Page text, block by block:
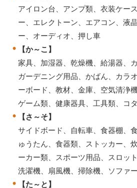
アイロン台、アンプ類、衣装ケー
ー、エレクトーン、エアコン、液
ー、オーディオ、押し車
【か～こ】
家具、加湿器、乾燥機、給湯器、
ガーデニング用品、かばん、カラ
ーボード、教材、金庫、空気清浄
ゲーム類、健康器具、工具類、コ
【さ～そ】
サイドボード、自転車、食器棚、
ゅうたん、食器類、ストッカー、
ーカー類、スポーツ用品、スロッ
洗濯機、扇風機、掃除機、ソファー
【た～と】